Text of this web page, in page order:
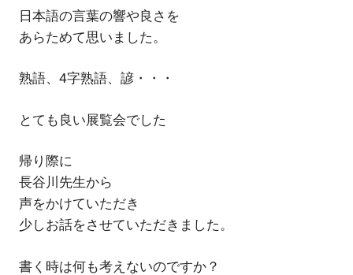
日本語の言葉の響や良さを
あらためて思いました。
熟語、4字熟語、諺・・・
とても良い展覧会でした
帰り際に
長谷川先生から
声をかけていただき
少しお話をさせていただきました。
書く時は何も考えないのですか？